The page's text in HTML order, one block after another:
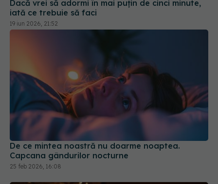
Dacă vrei să adormi în mai puțin de cinci minute,
iată ce trebuie să faci
19 iun 2026, 21:52
De ce mintea noastră nu doarme noaptea.
Capcana gândurilor nocturne
25 feb 2026, 16:08